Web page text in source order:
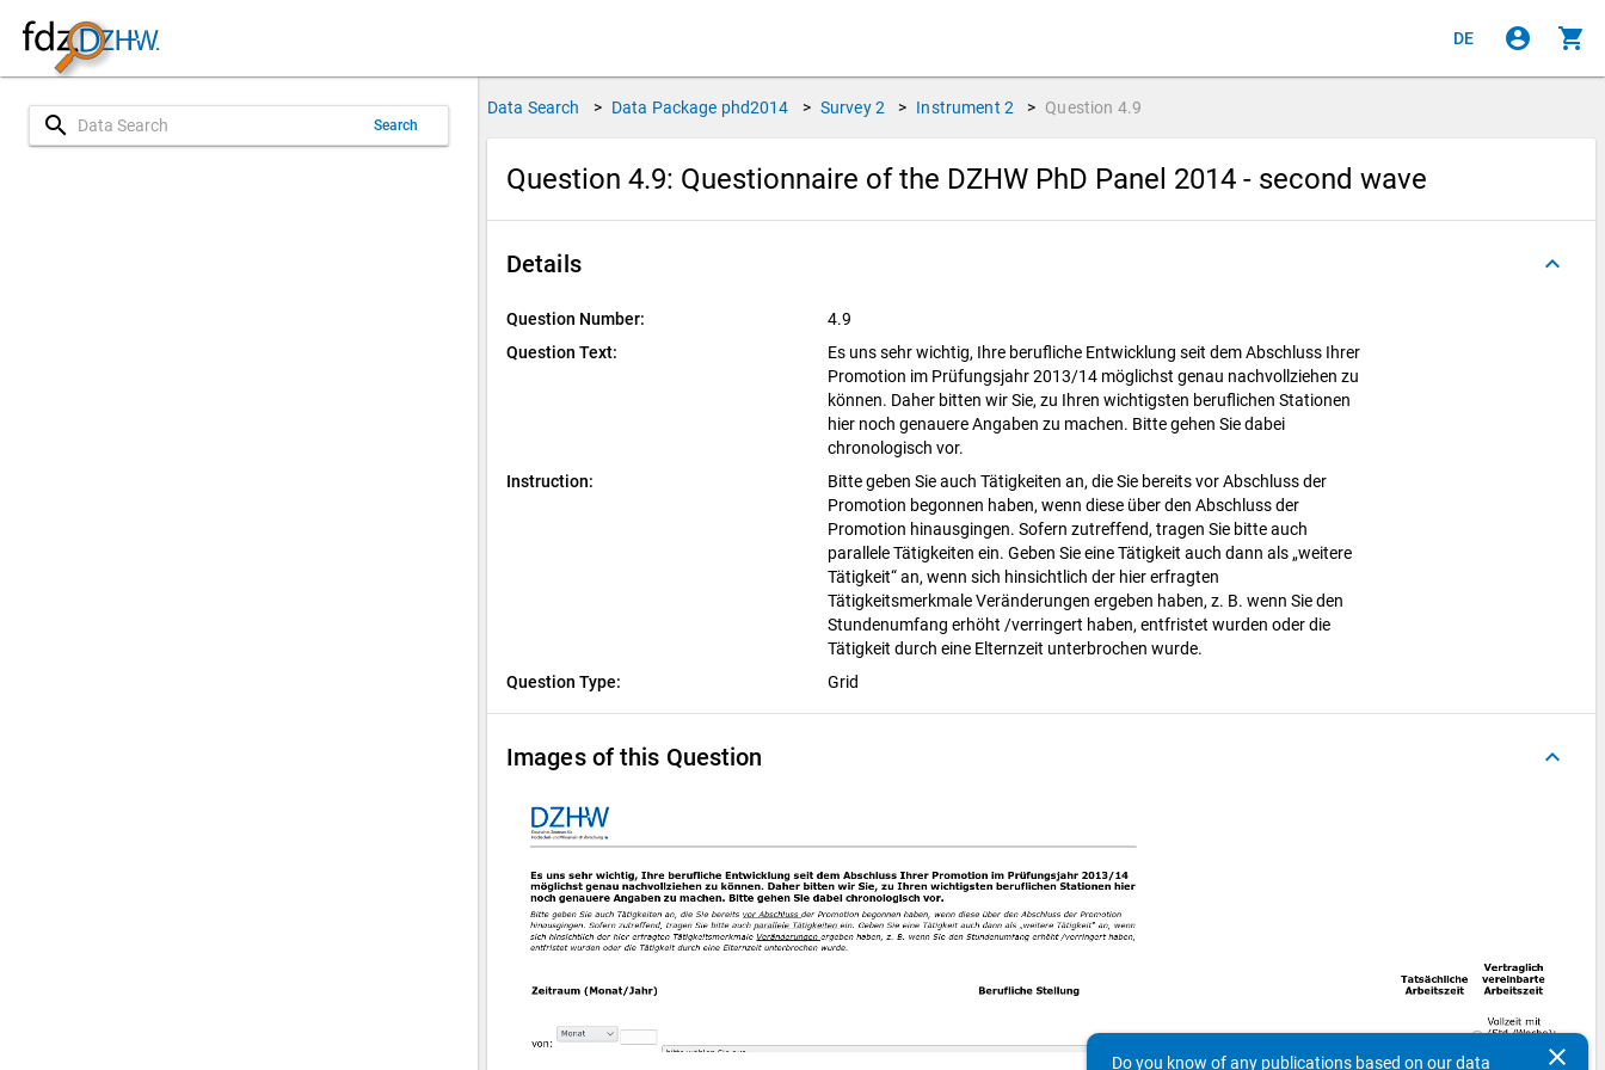
DE account_circle shopping_cart
search Search
Data Search > Data Package phd2014 > Survey 2 > Instrument 2 > Question 4.9
Question 4.9: Questionnaire of the DZHW PhD Panel 2014 - second wave
Details keyboard_arrow_up
Question Number:
4.9
Question Text:
Es uns sehr wichtig, Ihre berufliche Entwicklung seit dem Abschluss Ihrer
Promotion im Prüfungsjahr 2013/14 möglichst genau nachvollziehen zu
können. Daher bitten wir Sie, zu Ihren wichtigsten beruflichen Stationen
hier noch genauere Angaben zu machen. Bitte gehen Sie dabei
chronologisch vor.
Instruction:
Bitte geben Sie auch Tätigkeiten an, die Sie bereits vor Abschluss der
Promotion begonnen haben, wenn diese über den Abschluss der
Promotion hinausgingen. Sofern zutreffend, tragen Sie bitte auch
parallele Tätigkeiten ein. Geben Sie eine Tätigkeit auch dann als „weitere
Tätigkeit“ an, wenn sich hinsichtlich der hier erfragten
Tätigkeitsmerkmale Veränderungen ergeben haben, z. B. wenn Sie den
Stundenumfang erhöht /verringert haben, entfristet wurden oder die
Tätigkeit durch eine Elternzeit unterbrochen wurde.
Question Type:
Grid
Images of this Question keyboard_arrow_up
clear
Do you know of any publications based on our data